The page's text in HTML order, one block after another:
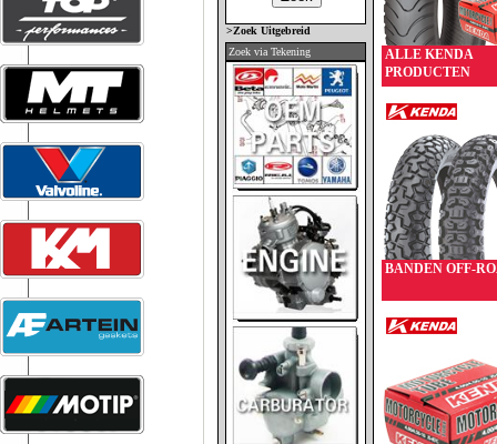
>Zoek Uitgebreid
Zoek via Tekening
ALLE KENDA
PRODUCTEN
BANDEN OFF-